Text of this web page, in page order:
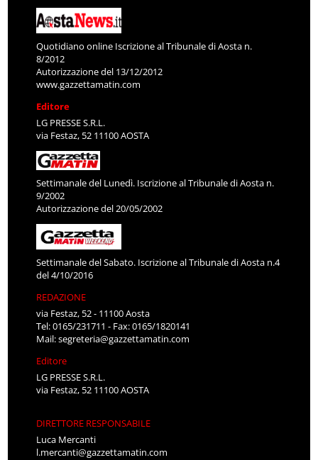
Quotidiano online Iscrizione al Tribunale di Aosta n.
8/2012
Autorizzazione del 13/12/2012
www.gazzettamatin.com
Editore
LG PRESSE S.R.L.
via Festaz, 52 11100 AOSTA
Settimanale del Lunedì. Iscrizione al Tribunale di Aosta n.
9/2002
Autorizzazione del 20/05/2002
Settimanale del Sabato. Iscrizione al Tribunale di Aosta n.4
del 4/10/2016
REDAZIONE
via Festaz, 52 - 11100 Aosta
Tel: 0165/231711 - Fax: 0165/1820141
Mail:segreteria@gazzettamatin.com
Editore
LG PRESSE S.R.L.
via Festaz, 52 11100 AOSTA
DIRETTORE RESPONSABILE
Luca Mercanti
l.mercanti@gazzettamatin.com